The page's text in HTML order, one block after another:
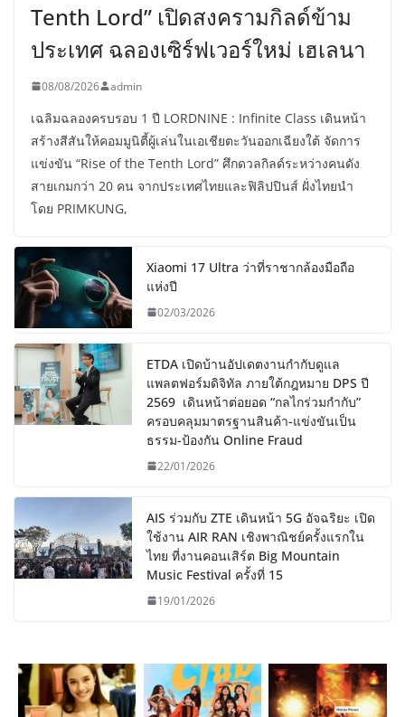
Tenth Lord” เปิดสงครามกิลด์ข้าม
ประเทศ ฉลองเซิร์ฟเวอร์ใหม่ เฮเลนา
08/08/2026 admin
เฉลิมฉลองครบรอบ 1 ปี LORDNINE : Infinite Class เดินหน้า
สร้างสีสันให้คอมมูนิตี้ผู้เล่นในเอเชียตะวันออกเฉียงใต้ จัดการ
แข่งขัน “Rise of the Tenth Lord” ศึกดวลกิลด์ระหว่างคนดัง
สายเกมกว่า 20 คน จากประเทศไทยและฟิลิปปินส์ ฝั่งไทยนำ
โดย PRIMKUNG,
Xiaomi 17 Ultra ว่าที่ราชากล้องมือถือ
แห่งปี
02/03/2026
ETDA เปิดบ้านอัปเดตงานกำกับดูแล
แพลตฟอร์มดิจิทัล ภายใต้กฎหมาย DPS ปี
2569 เดินหน้าต่อยอด “กลไกร่วมกำกับ”
ครอบคลุมมาตรฐานสินค้า-แข่งขันเป็น
ธรรม-ป้องกัน Online Fraud
22/01/2026
AIS ร่วมกับ ZTE เดินหน้า 5G อัจฉริยะ เปิด
ใช้งาน AIR RAN เชิงพาณิชย์ครั้งแรกใน
ไทย ที่งานคอนเสิร์ต Big Mountain
Music Festival ครั้งที่ 15
19/01/2026